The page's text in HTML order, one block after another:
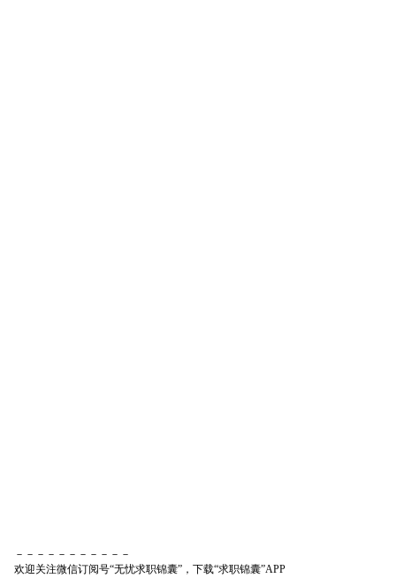
－－－－－－－－－－－
欢迎关注微信订阅号“无忧求职锦囊”，下载“求职锦囊”APP